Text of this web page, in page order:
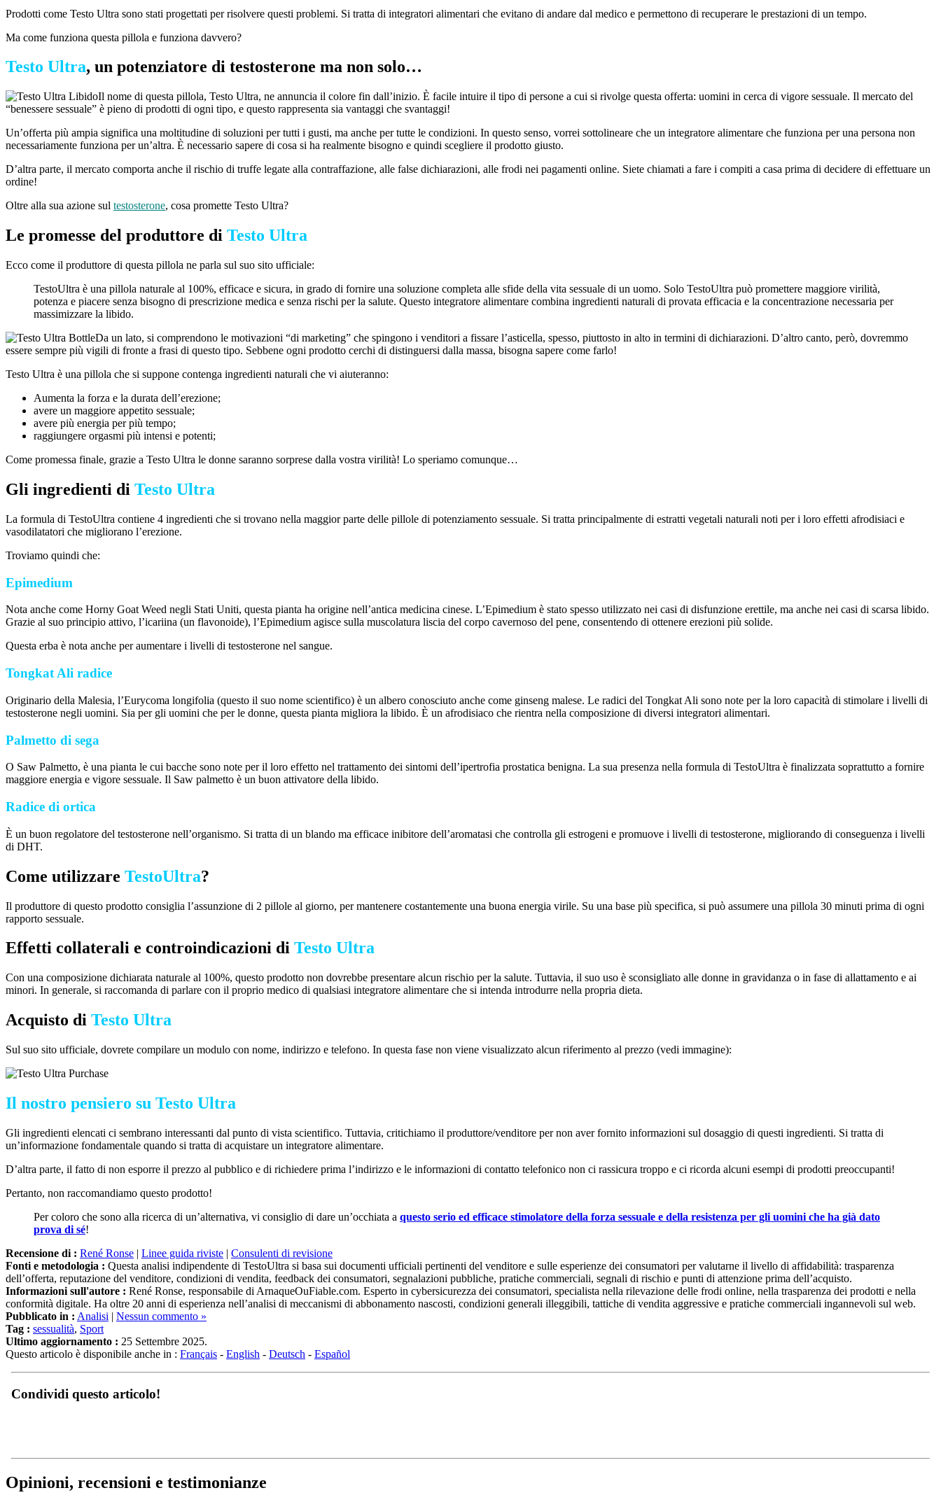
Prodotti come Testo Ultra sono stati progettati per risolvere questi problemi. Si tratta di integratori alimentari che evitano di andare dal medico e permettono di recuperare le prestazioni di un tempo.
Ma come funziona questa pillola e funziona davvero?
Testo Ultra, un potenziatore di testosterone ma non solo…
Il nome di questa pillola, Testo Ultra, ne annuncia il colore fin dall’inizio. È facile intuire il tipo di persone a cui si rivolge questa offerta: uomini in cerca di vigore sessuale. Il mercato del
“benessere sessuale” è pieno di prodotti di ogni tipo, e questo rappresenta sia vantaggi che svantaggi!
Un’offerta più ampia significa una moltitudine di soluzioni per tutti i gusti, ma anche per tutte le condizioni. In questo senso, vorrei sottolineare che un integratore alimentare che funziona per una persona non
necessariamente funziona per un’altra. È necessario sapere di cosa si ha realmente bisogno e quindi scegliere il prodotto giusto.
D’altra parte, il mercato comporta anche il rischio di truffe legate alla contraffazione, alle false dichiarazioni, alle frodi nei pagamenti online. Siete chiamati a fare i compiti a casa prima di decidere di effettuare un
ordine!
Oltre alla sua azione sul testosterone, cosa promette Testo Ultra?
Le promesse del produttore di Testo Ultra
Ecco come il produttore di questa pillola ne parla sul suo sito ufficiale:
TestoUltra è una pillola naturale al 100%, efficace e sicura, in grado di fornire una soluzione completa alle sfide della vita sessuale di un uomo. Solo TestoUltra può promettere maggiore virilità,
potenza e piacere senza bisogno di prescrizione medica e senza rischi per la salute. Questo integratore alimentare combina ingredienti naturali di provata efficacia e la concentrazione necessaria per
massimizzare la libido.
Da un lato, si comprendono le motivazioni “di marketing” che spingono i venditori a fissare l’asticella, spesso, piuttosto in alto in termini di dichiarazioni. D’altro canto, però, dovremmo
essere sempre più vigili di fronte a frasi di questo tipo. Sebbene ogni prodotto cerchi di distinguersi dalla massa, bisogna sapere come farlo!
Testo Ultra è una pillola che si suppone contenga ingredienti naturali che vi aiuteranno:
Aumenta la forza e la durata dell’erezione;
avere un maggiore appetito sessuale;
avere più energia per più tempo;
raggiungere orgasmi più intensi e potenti;
Come promessa finale, grazie a Testo Ultra le donne saranno sorprese dalla vostra virilità! Lo speriamo comunque…
Gli ingredienti di Testo Ultra
La formula di TestoUltra contiene 4 ingredienti che si trovano nella maggior parte delle pillole di potenziamento sessuale. Si tratta principalmente di estratti vegetali naturali noti per i loro effetti afrodisiaci e
vasodilatatori che migliorano l’erezione.
Troviamo quindi che:
Epimedium
Nota anche come Horny Goat Weed negli Stati Uniti, questa pianta ha origine nell’antica medicina cinese. L’Epimedium è stato spesso utilizzato nei casi di disfunzione erettile, ma anche nei casi di scarsa libido.
Grazie al suo principio attivo, l’icariina (un flavonoide), l’Epimedium agisce sulla muscolatura liscia del corpo cavernoso del pene, consentendo di ottenere erezioni più solide.
Questa erba è nota anche per aumentare i livelli di testosterone nel sangue.
Tongkat Ali radice
Originario della Malesia, l’Eurycoma longifolia (questo il suo nome scientifico) è un albero conosciuto anche come ginseng malese. Le radici del Tongkat Ali sono note per la loro capacità di stimolare i livelli di
testosterone negli uomini. Sia per gli uomini che per le donne, questa pianta migliora la libido. È un afrodisiaco che rientra nella composizione di diversi integratori alimentari.
Palmetto di sega
O Saw Palmetto, è una pianta le cui bacche sono note per il loro effetto nel trattamento dei sintomi dell’ipertrofia prostatica benigna. La sua presenza nella formula di TestoUltra è finalizzata soprattutto a fornire
maggiore energia e vigore sessuale. Il Saw palmetto è un buon attivatore della libido.
Radice di ortica
È un buon regolatore del testosterone nell’organismo. Si tratta di un blando ma efficace inibitore dell’aromatasi che controlla gli estrogeni e promuove i livelli di testosterone, migliorando di conseguenza i livelli
di DHT.
Come utilizzare TestoUltra?
Il produttore di questo prodotto consiglia l’assunzione di 2 pillole al giorno, per mantenere costantemente una buona energia virile. Su una base più specifica, si può assumere una pillola 30 minuti prima di ogni
rapporto sessuale.
Effetti collaterali e controindicazioni di Testo Ultra
Con una composizione dichiarata naturale al 100%, questo prodotto non dovrebbe presentare alcun rischio per la salute. Tuttavia, il suo uso è sconsigliato alle donne in gravidanza o in fase di allattamento e ai
minori. In generale, si raccomanda di parlare con il proprio medico di qualsiasi integratore alimentare che si intenda introdurre nella propria dieta.
Acquisto di Testo Ultra
Sul suo sito ufficiale, dovrete compilare un modulo con nome, indirizzo e telefono. In questa fase non viene visualizzato alcun riferimento al prezzo (vedi immagine):
Il nostro pensiero su Testo Ultra
Gli ingredienti elencati ci sembrano interessanti dal punto di vista scientifico. Tuttavia, critichiamo il produttore/venditore per non aver fornito informazioni sul dosaggio di questi ingredienti. Si tratta di
un’informazione fondamentale quando si tratta di acquistare un integratore alimentare.
D’altra parte, il fatto di non esporre il prezzo al pubblico e di richiedere prima l’indirizzo e le informazioni di contatto telefonico non ci rassicura troppo e ci ricorda alcuni esempi di prodotti preoccupanti!
Pertanto, non raccomandiamo questo prodotto!
Per coloro che sono alla ricerca di un’alternativa, vi consiglio di dare un’occhiata a questo serio ed efficace stimolatore della forza sessuale e della resistenza per gli uomini che ha già dato
prova di sé!
Recensione di : René Ronse | Linee guida riviste | Consulenti di revisione
Fonti e metodologia : Questa analisi indipendente di TestoUltra si basa sui documenti ufficiali pertinenti del venditore e sulle esperienze dei consumatori per valutarne il livello di affidabilità: trasparenza
dell’offerta, reputazione del venditore, condizioni di vendita, feedback dei consumatori, segnalazioni pubbliche, pratiche commerciali, segnali di rischio e punti di attenzione prima dell’acquisto.
Informazioni sull'autore : René Ronse, responsabile di ArnaqueOuFiable.com. Esperto in cybersicurezza dei consumatori, specialista nella rilevazione delle frodi online, nella trasparenza dei prodotti e nella
conformità digitale. Ha oltre 20 anni di esperienza nell’analisi di meccanismi di abbonamento nascosti, condizioni generali illeggibili, tattiche di vendita aggressive e pratiche commerciali ingannevoli sul web.
Pubblicato in : Analisi | Nessun commento »
Tag : sessualità, Sport
Ultimo aggiornamento : 25 Settembre 2025.
Questo articolo è disponibile anche in : Français - English - Deutsch - Español
Condividi questo articolo!
Opinioni, recensioni e testimonianze